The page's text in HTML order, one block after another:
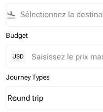
flight_land
Budget
USD
Journey Types
Journey Types option
Round trip
keyboard_arrow_down